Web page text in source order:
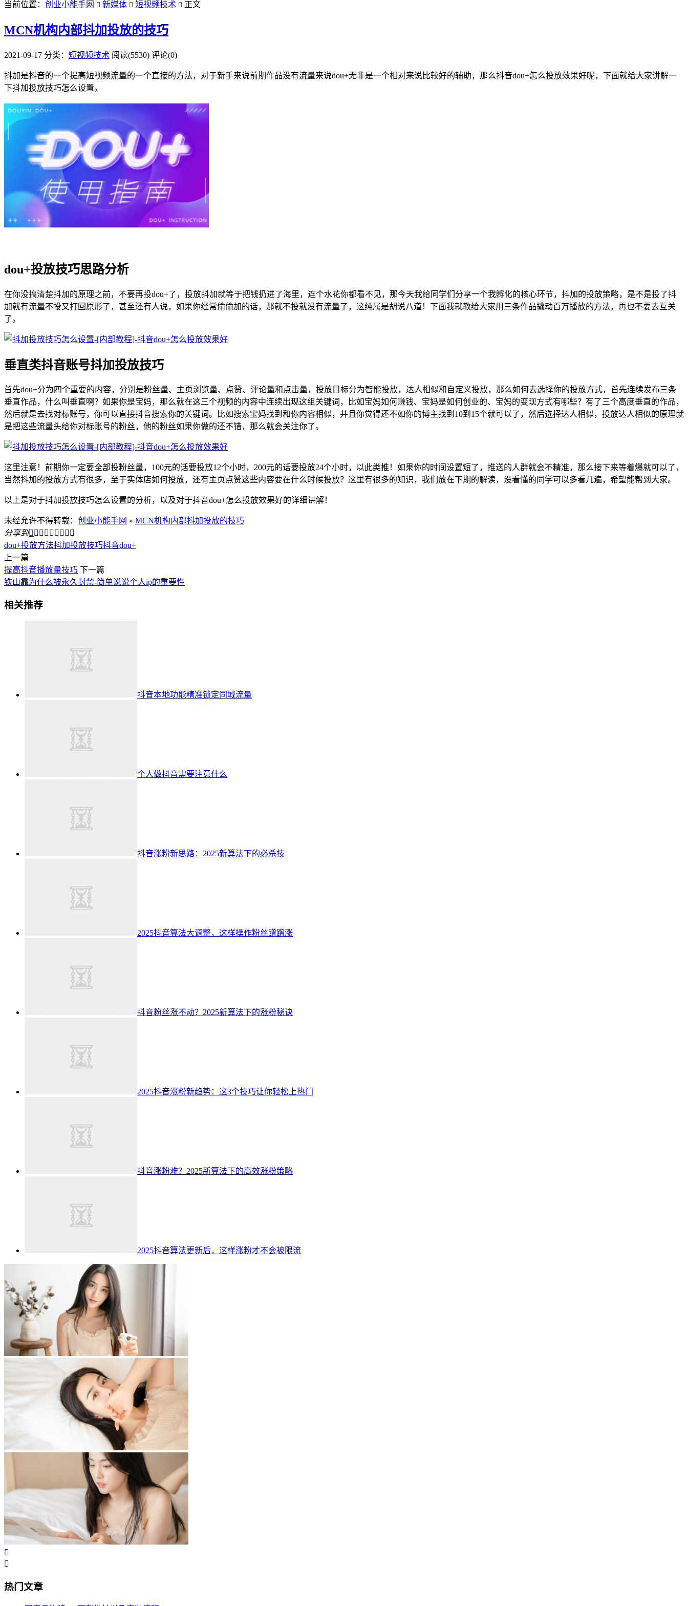
当前位置： 创业小能手网  新媒体  短视频技术  正文
MCN机构内部抖加投放的技巧
2021-09-17 分类： 短视频技术 阅读(5530) 评论(0)
抖加是抖音的一个提高短视频流量的一个直接的方法，对于新手来说前期作品没有流量来说dou+无非是一个相对来说比较好的辅助，那么抖音dou+怎么投放效果好呢，下面就给大家讲解一
下抖加投放技巧怎么设置。
dou+投放技巧思路分析
在你没搞清楚抖加的原理之前，不要再投dou+了，投放抖加就等于把钱扔进了海里，连个水花你都看不见，那今天我给同学们分享一个我孵化的核心环节，抖加的投放策略，是不是投了抖
加就有流量不投又打回原形了，甚至还有人说，如果你经常偷偷加的话，那就不投就没有流量了，这纯属是胡说八道！下面我就教给大家用三条作品撬动百万播放的方法，再也不要去互关
了。
垂直类抖音账号抖加投放技巧
首先dou+分为四个重要的内容，分别是粉丝量、主页浏览量、点赞、评论量和点击量，投放目标分为智能投放，达人相似和自定义投放，那么如何去选择你的投放方式，首先连续发布三条
垂直作品，什么叫垂直啊？如果你是宝妈，那么就在这三个视频的内容中连续出现这组关键词，比如宝妈如何赚钱、宝妈是如何创业的、宝妈的变现方式有哪些？有了三个高度垂直的作品，
然后就是去找对标账号，你可以直接抖音搜索你的关键词。比如搜索宝妈找到和你内容相似，并且你觉得还不如你的博主找到10到15个就可以了，然后选择达人相似，投放达人相似的原理就
是把这些流量头给你对标账号的粉丝，他的粉丝如果你做的还不错，那么就会关注你了。
这里注意！前期你一定要全部投粉丝量，100元的话要投放12个小时，200元的话要投放24个小时，以此类推！如果你的时间设置短了，推送的人群就会不精准，那么接下来等着爆就可以了，
当然抖加的投放方式有很多，至于实体店如何投放，还有主页点赞这些内容要在什么时候投放？这里有很多的知识，我们放在下期的解读，没看懂的同学可以多看几遍，希望能帮到大家。
以上是对于抖加投放技巧怎么设置的分析，以及对于抖音dou+怎么投放效果好的详细讲解！
未经允许不得转载： 创业小能手网 » MCN机构内部抖加投放的技巧
分享到        
dou+投放方法抖加投放技巧抖音dou+
上一篇
提高抖音播放量技巧 下一篇
铁山靠为什么被永久封禁-简单说说个人ip的重要性
相关推荐
抖音本地功能精准锁定同城流量
个人做抖音需要注意什么
抖音涨粉新思路：2025新算法下的必杀技
2025抖音算法大调整，这样操作粉丝蹭蹭涨
抖音粉丝涨不动？2025新算法下的涨粉秘诀
2025抖音涨粉新趋势：这3个技巧让你轻松上热门
抖音涨粉难？2025新算法下的高效涨粉策略
2025抖音算法更新后，这样涨粉才不会被限流


热门文章